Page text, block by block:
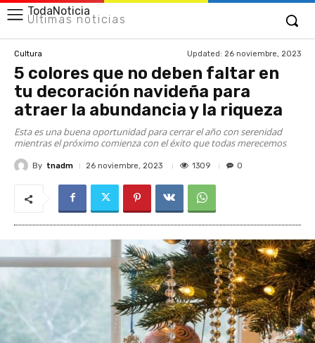
TodaNoticia
Últimas noticias
Cultura Updated: 26 noviembre, 2023
5 colores que no deben faltar en
tu decoración navideña para
atraer la abundancia y la riqueza
Esta es una buena oportunidad para cerrar el año con serenidad
mientras el próximo comienza con el éxito que todas merecemos
By tnadm 26 noviembre, 2023 1309 0